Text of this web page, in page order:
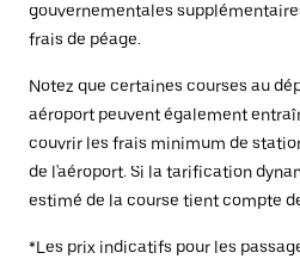
gouvernementales
frais de péage.
Notez que certaines courses au
aéroport peuvent également
couvrir les frais minimum de
de l'aéroport. Si la tarification
estimé de la course tient compte
*Les prix indicatifs pour les